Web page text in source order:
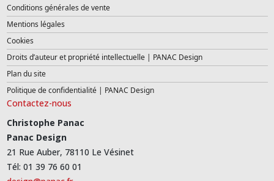
Conditions générales de vente
Mentions légales
Cookies
Droits d’auteur et propriété intellectuelle | PANAC Design
Plan du site
Politique de confidentialité | PANAC Design
Contactez-nous
Christophe Panac
Panac Design
21 Rue Auber, 78110 Le Vésinet
Tél: 01 39 76 60 01